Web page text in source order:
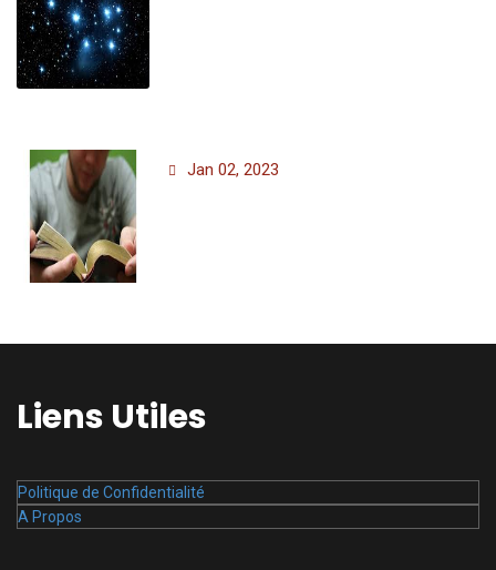
Jan 02, 2023
Liens Utiles
Politique de Confidentialité
A Propos